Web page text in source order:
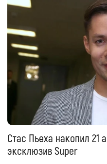
Стас Пьеха накопил
эксклюзив Super